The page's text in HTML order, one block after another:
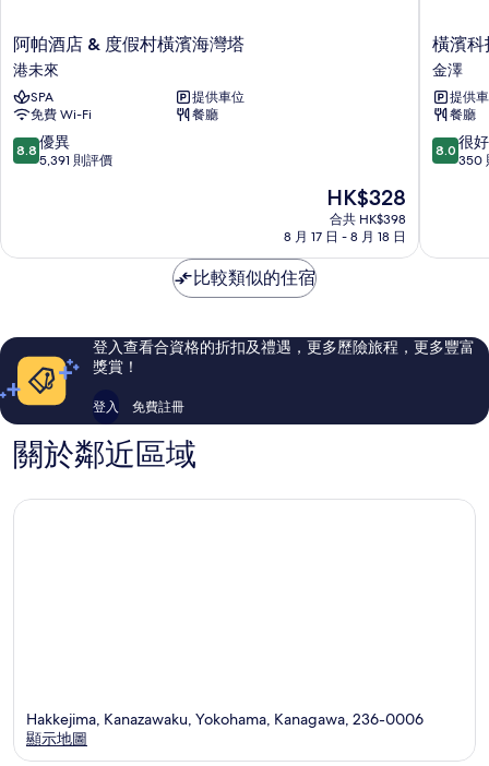
阿
帕
酒
店
&
度
假
灣
來
阿帕酒店 & 度假村橫濱海灣塔
港未來
SPA
提供車位
免費 Wi-Fi
餐廳
8.8
分
分)，
則
評
篇
8.8 優異
5,391 則評價
現
售
HK$328
HK$328
合共 HK$398
8 月 17 日 - 8 月 18 日
橫
濱
科
技
大
樓
酒
橫濱科
金澤
提供
餐廳
8.0
分
分)，
則
評
8.0 很好
350
比較類似的住宿
登入查看合資格的折扣及禮遇，更多歷險旅程，更多豐富
獎賞！
登入 免費註冊
關於鄰近區域
Hakkejima, Kanazawaku, Yokohama, Kanagawa, 236-0006
顯示地圖